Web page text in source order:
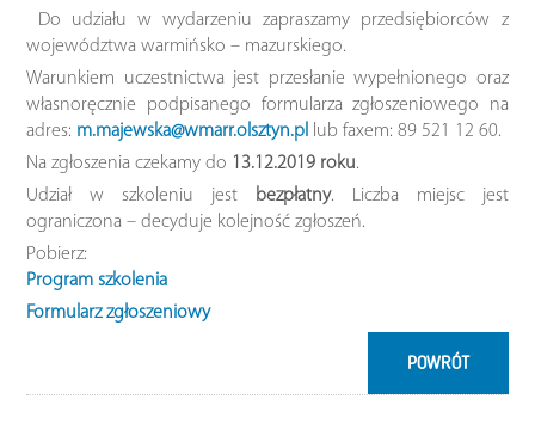
Do udziału w wydarzeniu zapraszamy przedsiębiorców z
województwa warmińsko – mazurskiego.
Warunkiem uczestnictwa jest przesłanie wypełnionego oraz
własnoręcznie podpisanego formularza zgłoszeniowego na
adres: m.majewska@wmarr.olsztyn.pl lub faxem: 89 521 12 60.
Na zgłoszenia czekamy do 13.12.2019 roku.
Udział w szkoleniu jest bezpłatny. Liczba miejsc jest
ograniczona – decyduje kolejność zgłoszeń.
Pobierz:
Program szkolenia
Formularz zgłoszeniowy
POWRÓT